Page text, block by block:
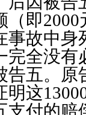
（即
事故中身
完全没有
告五。原
明这
支付的赔